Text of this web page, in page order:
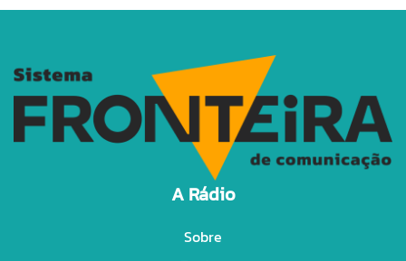
A Rádio
Sobre